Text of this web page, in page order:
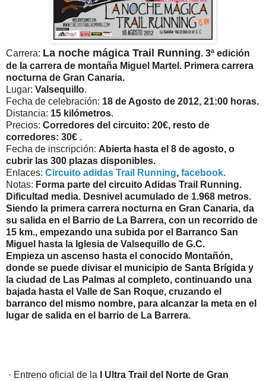
Carrera: La noche mágica Trail Running. 3ª edición
de la carrera de montaña Miguel Martel. Primera carrera
nocturna de Gran Canaria.
Lugar: Valsequillo.
Fecha de celebración: 18 de Agosto de 2012, 21:00 horas.
Distancia: 15 kilómetros.
Precios: Corredores del circuito: 20€, resto de
corredores: 30€ .
Fecha de inscripción: Abierta hasta el 8 de agosto, o
cubrir las 300 plazas disponibles.
Enlaces: Circuito adidas Trail Running, facebook.
Notas: Forma parte del circuito Adidas Trail Running.
Dificultad media. Desnivel acumulado de 1.968 metros.
Siendo la primera carrera nocturna en Gran Canaria, da
su salida en el Barrio de La Barrera, con un recorrido de
15 km., empezando una subida por el Barranco San
Miguel hasta la Iglesia de Valsequillo de G.C.
Empieza un ascenso hasta el conocido Montañón,
donde se puede divisar el municipio de Santa Brígida y
la ciudad de Las Palmas al completo, continuando una
bajada hasta el Valle de San Roque, cruzando el
barranco del mismo nombre, para alcanzar la meta en el
lugar de salida en el barrio de La Barrera.
· Entreno oficial de la
I Ultra Trail del Norte de Gran